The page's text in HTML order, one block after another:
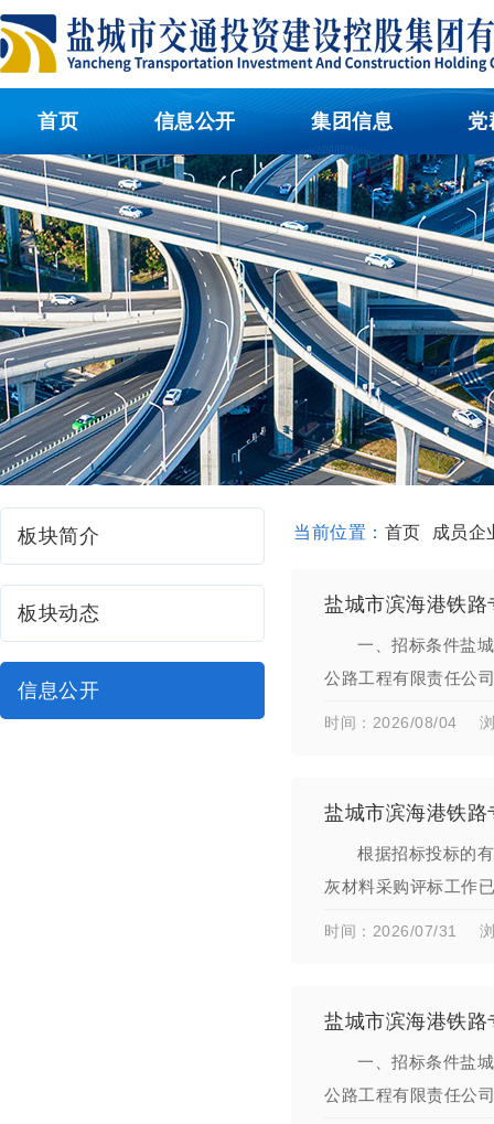
首页 信息公开 集团信息 党
板块简介
板块动态
信息公开
当前位置： 首页 成员企
盐城市滨海港铁
一、招标条件盐
公路工程有限责任公
招标范围1、项目名
时间：2026/08/04
盐城市滨海港铁
根据招标投标的
灰材料采购评标工作
元整（：212054.00
时间：2026/07/31
盐城市滨海港铁
一、招标条件盐
公路工程有限责任公